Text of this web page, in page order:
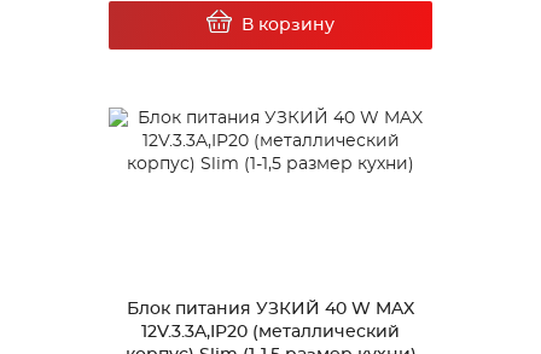
В корзину
Блок питания УЗКИЙ 40 W MAX
12V.3.3A,IP20 (металлический